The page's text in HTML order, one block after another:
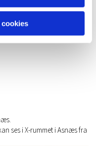
ses i X-rummet i Asnæs fra